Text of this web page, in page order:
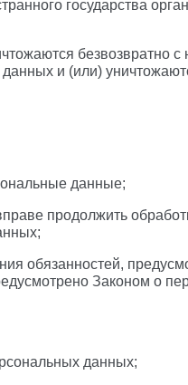
государства
безвозвратно
и (или)
данные;
продолжить
обязанностей,
Законом о
данных;